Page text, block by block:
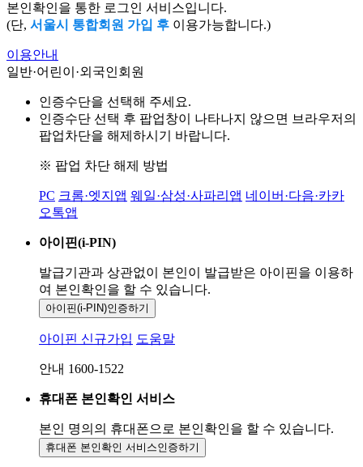
본인확인을 통한 로그인 서비스입니다.
(단, 서울시 통합회원 가입 후 이용가능합니다.)
이용안내
일반·어린이·외국인회원
인증수단을 선택해 주세요.
인증수단 선택 후 팝업창이 나타나지 않으면 브라우저의
팝업차단을 해제하시기 바랍니다.
※ 팝업 차단 해제 방법
PC 크롬·엣지앱 웨일·삼성·사파리앱 네이버·다음·카카
오톡앱
아이핀(i-PIN)
발급기관과 상관없이 본인이 발급받은 아이핀을 이용하
여 본인확인을 할 수 있습니다.
아이핀(i-PIN)인증하기
아이핀 신규가입 도움말
안내 1600-1522
휴대폰 본인확인 서비스
본인 명의의 휴대폰으로 본인확인을 할 수 있습니다.
휴대폰 본인확인 서비스인증하기